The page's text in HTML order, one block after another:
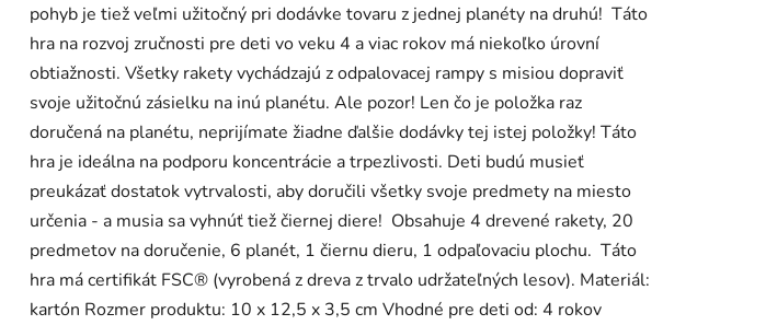
0,0
z
5
hviezdičiek.
pohyb je tiež veľmi užitočný pri dodávke tovaru z jednej planéty na druhú! Táto
hra na rozvoj zručnosti pre deti vo veku 4 a viac rokov má niekoľko úrovní
obtiažnosti. Všetky rakety vychádzajú z odpalovacej rampy s misiou dopraviť
svoje užitočnú zásielku na inú planétu. Ale pozor! Len čo je položka raz
doručená na planétu, neprijímate žiadne ďalšie dodávky tej istej položky! Táto
hra je ideálna na podporu koncentrácie a trpezlivosti. Deti budú musieť
preukázať dostatok vytrvalosti, aby doručili všetky svoje predmety na miesto
určenia - a musia sa vyhnúť tiež čiernej diere! Obsahuje 4 drevené rakety, 20
predmetov na doručenie, 6 planét, 1 čiernu dieru, 1 odpaľovaciu plochu. Táto
hra má certifikát FSC® (vyrobená z dreva z trvalo udržateľných lesov). Materiál:
kartón Rozmer produktu: 10 x 12,5 x 3,5 cm Vhodné pre deti od: 4 rokov